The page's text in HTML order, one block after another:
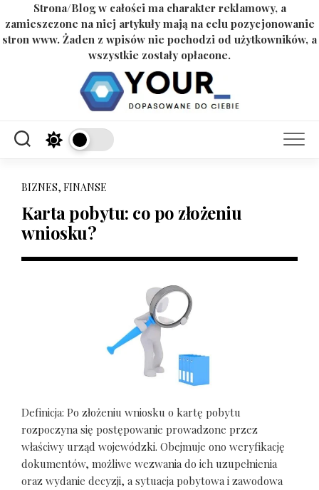
Strona/Blog w całości ma charakter reklamowy, a
zamieszczone na niej artykuły mają na celu pozycjonowanie
stron www. Żaden z wpisów nie pochodzi od użytkowników, a
wszystkie zostały opłacone.
BIZNES, FINANSE
Karta pobytu: co po złożeniu
wniosku?
Definicja: Po złożeniu wniosku o kartę pobytu
rozpoczyna się postępowanie prowadzone przez
właściwy urząd wojewódzki. Obejmuje ono weryfikację
dokumentów, możliwe wezwania do ich uzupełnienia
oraz wydanie decyzji, a sytuacja pobytowa i zawodowa